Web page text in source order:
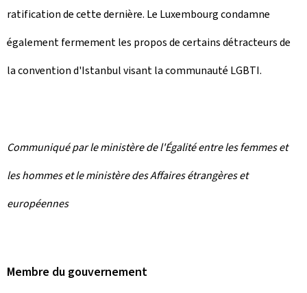
ratification de cette dernière. Le Luxembourg condamne
également fermement les propos de certains détracteurs de
la convention d'Istanbul visant la communauté LGBTI.
Communiqué par le ministère de l'Égalité entre les femmes et
les hommes et le ministère des Affaires étrangères et
européennes
Membre du gouvernement